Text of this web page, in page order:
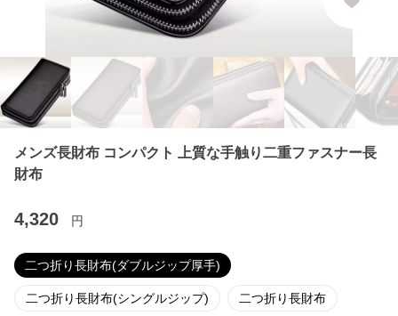
メンズ長財布 コンパクト 上質な手触り二重ファスナー長
財布
4,320 円
二つ折り長財布(ダブルジップ厚手)
二つ折り長財布(シングルジップ) 二つ折り長財布